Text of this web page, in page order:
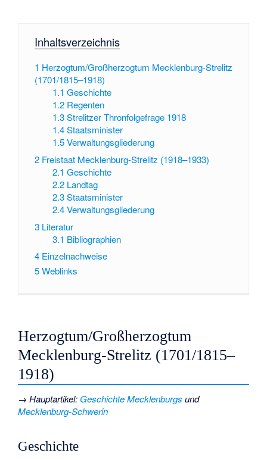
Inhaltsverzeichnis
1 Herzogtum/Großherzogtum Mecklenburg-Strelitz
(1701/1815–1918)
1.1 Geschichte
1.2 Regenten
1.3 Strelitzer Thronfolgefrage 1918
1.4 Staatsminister
1.5 Verwaltungsgliederung
2 Freistaat Mecklenburg-Strelitz (1918–1933)
2.1 Geschichte
2.2 Landtag
2.3 Staatsminister
2.4 Verwaltungsgliederung
3 Literatur
3.1 Bibliographien
4 Einzelnachweise
5Weblinks
Herzogtum/Großherzogtum
Mecklenburg-Strelitz (1701/1815–
1918)
→Hauptartikel: Geschichte Mecklenburgs und
Mecklenburg-Schwerin
Geschichte